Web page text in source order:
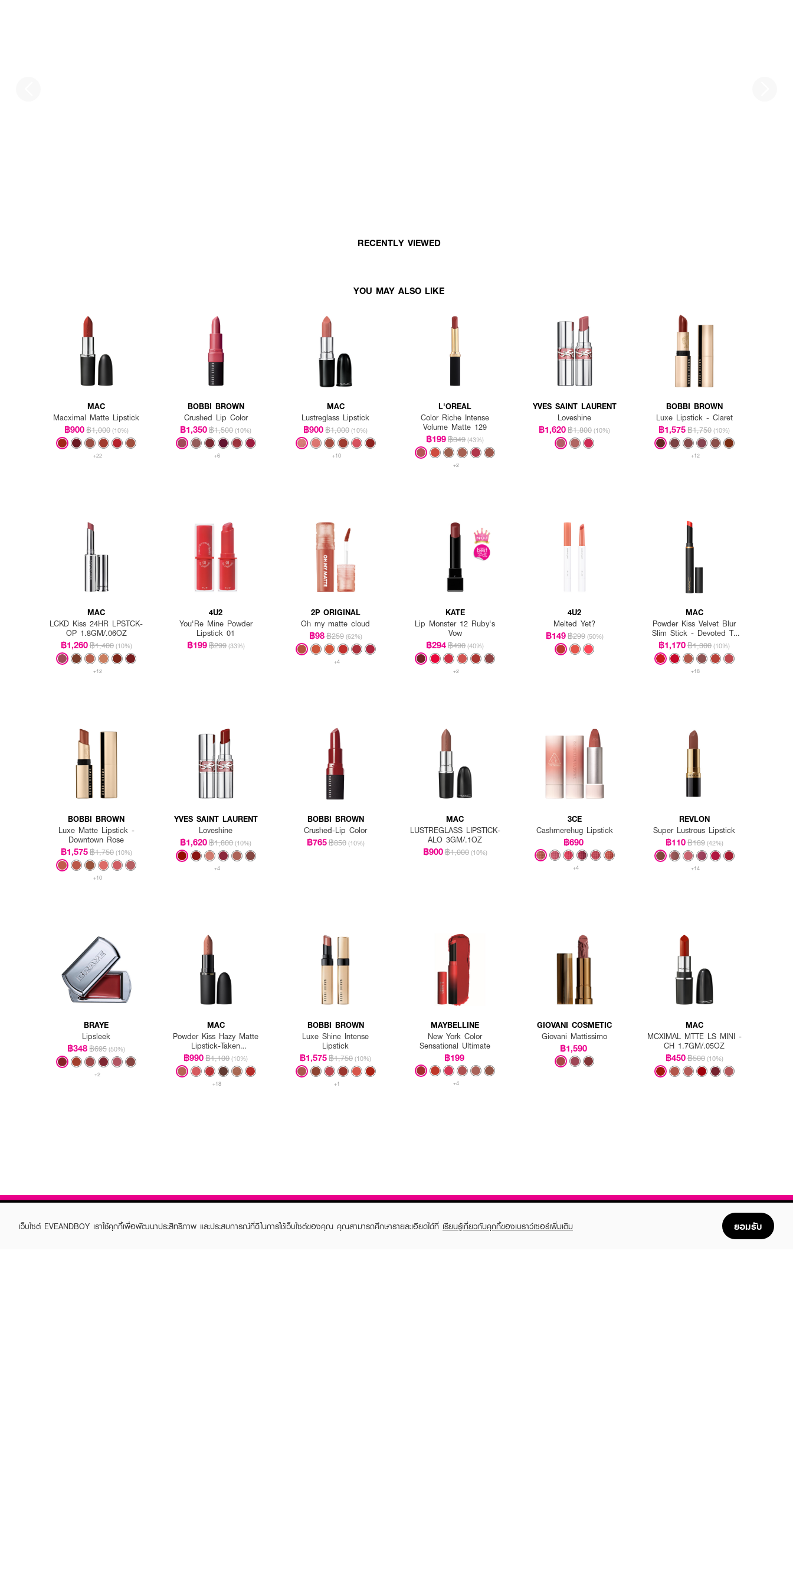
RECENTLY VIEWED
YOU MAY ALSO LIKE
MAC
Macximal Matte Lipstick
฿900฿1,000 (10%)
+22
BOBBI BROWN
Crushed Lip Color
฿1,350฿1,500 (10%)
+6
MAC
Lustreglass Lipstick
฿900฿1,000 (10%)
+10
L'OREAL
Color Riche Intense
Volume Matte 129
฿199฿349 (43%)
+2
YVES SAINT LAURENT
Loveshine
฿1,620฿1,800 (10%)
BOBBI BROWN
Luxe Lipstick - Claret
฿1,575฿1,750 (10%)
+12
MAC
LCKD Kiss 24HR LPSTCK-
OP 1.8GM/.06OZ
฿1,260฿1,400 (10%)
+12
4U2
You'Re Mine Powder
Lipstick 01
฿199฿299 (33%)
2P ORIGINAL
Oh my matte cloud
฿98฿259 (62%)
+4
KATE
Lip Monster 12 Ruby's
Vow
฿294฿490 (40%)
+2
4U2
Melted Yet?
฿149฿299 (50%)
MAC
Powder Kiss Velvet Blur
Slim Stick - Devoted To
Danger
฿1,170฿1,300 (10%)
+18
BOBBI BROWN
Luxe Matte Lipstick -
Downtown Rose
฿1,575฿1,750 (10%)
+10
YVES SAINT LAURENT
Loveshine
฿1,620฿1,800 (10%)
+4
BOBBI BROWN
Crushed-Lip Color
฿765฿850 (10%)
MAC
LUSTREGLASS LIPSTICK-
ALO 3GM/.1OZ
฿900฿1,000 (10%)
3CE
Cashmerehug Lipstick
฿690
+4
REVLON
Super Lustrous Lipstick
฿110฿189 (42%)
+14
BRAYE
Lipsleek
฿348฿695 (50%)
+2
MAC
Powder Kiss Hazy Matte
Lipstick-Taken
3.5Gm/.12Oz
฿990฿1,100 (10%)
+18
BOBBI BROWN
Luxe Shine Intense
Lipstick
฿1,575฿1,750 (10%)
+1
MAYBELLINE
New York Color
Sensational Ultimate
฿199
+4
GIOVANI COSMETIC
Giovani Mattissimo
฿1,590
MAC
MCXIMAL MTTE LS MINI -
CH 1.7GM/.05OZ
฿450฿500 (10%)
เว็บไซต์ EVEANDBOY เราใช้คุกกี้เพื่อพัฒนาประสิทธิภาพ และประสบการณ์ที่ดีในการใช้เว็บไซต์ของคุณ คุณสามารถศึกษารายละเอียดได้ที่ เรียนรู้เกี่ยวกับคุกกี้ของเบราว์เซอร์เพิ่มเติม ยอมรับ